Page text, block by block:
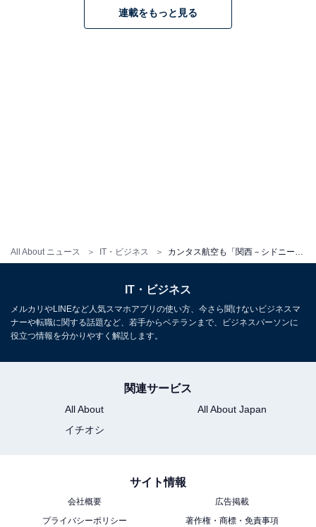
All About ニュース IT・ビジネス
関西空港で2007年以来10年ぶりにカンタスの自社便が就航。初便の利用客
が早速、チェックインのために長い列を作っていた / 筆者撮影
リチャード・コート駐日オーストラリア大使（左から2人目）やカンタス航
空の関係者らが出発ゲートの前に並んで記念撮影 / 筆者撮影
連載をもっと見る
IT・ビジネス
メルカリやLINEなど人気スマホアプリの使い方、今さら聞けないビジネスマ
ナーや転職に関する話題など、若手からベテランまで、ビジネスパーソンに
役立つ情報を分かりやすく解説します。
関連サービス
All About
All About Japan
イチオシ
サイト情報
会社概要
広告掲載
プライバシーポリシー
著作権・商標・免責事項